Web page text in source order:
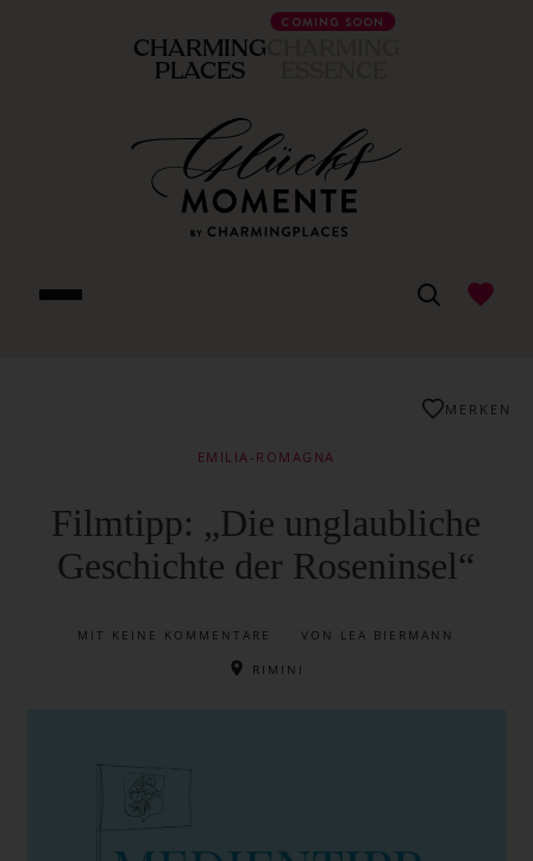
CHARMING
PLACES
COMING SOON
EMILIA-ROMAGNA
Filmtipp: „Die unglaubliche
Geschichte der Roseninsel“
MIT KEINE KOMMENTARE VON LEA BIERMANN
RIMINI
MERKEN